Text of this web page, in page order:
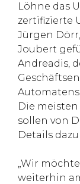
Löhne das
zertifizierte
Jürgen
Joubert
Andreadis,
Die
sollen von
Details
„Wir
weiterhin